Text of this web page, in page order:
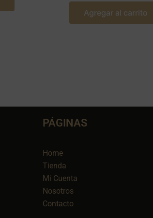
Agregar al carrito
PÁGINAS
Home
Tienda
Mi Cuenta
Nosotros
Contacto